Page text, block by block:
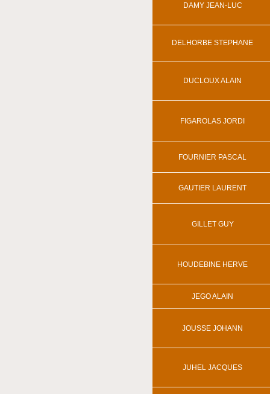
DAMY JEAN-LUC
DELHORBE STEPHANE
DUCLOUX ALAIN
FIGAROLAS JORDI
FOURNIER PASCAL
GAUTIER LAURENT
GILLET GUY
HOUDEBINE HERVE
JEGO ALAIN
JOUSSE JOHANN
JUHEL JACQUES